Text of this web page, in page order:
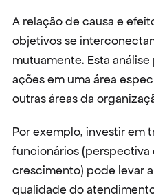
A relação de causa e
objetivos se
mutuamente. Esta
ações em uma área
outras áreas da
Por exemplo, investir em
funcionários (perspectiva
crescimento) pode levar
qualidade do